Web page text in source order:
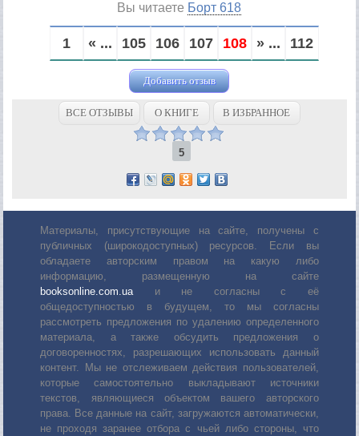
Вы читаете Борт 618
1 « ... 105 106 107 108 » ... 112
Добавить отзыв
ВСЕ ОТЗЫВЫ О КНИГЕ В ИЗБРАННОЕ
5
Материалы, присутствующие на сайте, получены с
публичных (широкодоступных) ресурсов. Если вы
обладаете авторским правом на какую либо
информацию, размещенную на сайте
booksonline.com.uaи не согласны с её
общедоступностью в будущем, то мы согласны
рассмотреть предложения по удалению определенного
материала, а также обсудить предложения о
договоренностях, разрешающих использовать данный
контент. Мы не отслеживаем действия пользователей,
которые самостоятельно выкладывают источники
текстов, являющиеся объектом вашего авторского
права. Все данные на сайт, загружаются автоматически,
не проходя заранее отбора с чьей либо стороны, что